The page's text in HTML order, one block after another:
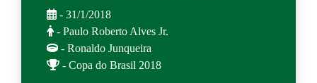
- 31/1/2018
- Paulo Roberto Alves Jr.
- Ronaldo Junqueira
- Copa do Brasil 2018